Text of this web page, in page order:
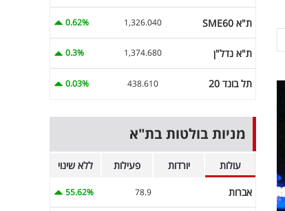
ת"א SME60 1,326.040
0.62%
ת"א נדל"ן 1,374.680
0.3%
תל בונד 20 438.610
0.03%
מניות בולטות בת"א
עולות יורדות פעילות ללא שינוי
אברות 78.9
55.62%